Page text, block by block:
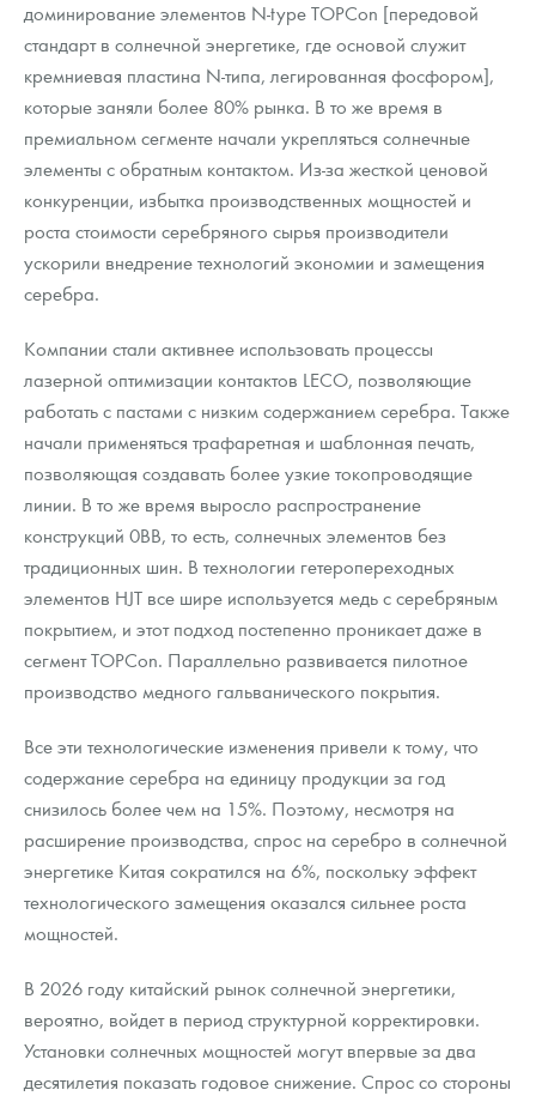
доминирование элементов N-type TOPCon [передовой
стандарт в солнечной энергетике, где основой служит
кремниевая пластина N-типа, легированная фосфором],
которые заняли более 80% рынка. В то же время в
премиальном сегменте начали укрепляться солнечные
элементы с обратным контактом. Из-за жесткой ценовой
конкуренции, избытка производственных мощностей и
роста стоимости серебряного сырья производители
ускорили внедрение технологий экономии и замещения
серебра.
Компании стали активнее использовать процессы
лазерной оптимизации контактов LECO, позволяющие
работать с пастами с низким содержанием серебра. Также
начали применяться трафаретная и шаблонная печать,
позволяющая создавать более узкие токопроводящие
линии. В то же время выросло распространение
конструкций 0BB, то есть, солнечных элементов без
традиционных шин. В технологии гетеропереходных
элементов HJT все шире используется медь с серебряным
покрытием, и этот подход постепенно проникает даже в
сегмент TOPCon. Параллельно развивается пилотное
производство медного гальванического покрытия.
Все эти технологические изменения привели к тому, что
содержание серебра на единицу продукции за год
снизилось более чем на 15%. Поэтому, несмотря на
расширение производства, спрос на серебро в солнечной
энергетике Китая сократился на 6%, поскольку эффект
технологического замещения оказался сильнее роста
мощностей.
В 2026 году китайский рынок солнечной энергетики,
вероятно, войдет в период структурной корректировки.
Установки солнечных мощностей могут впервые за два
десятилетия показать годовое снижение. Спрос со стороны